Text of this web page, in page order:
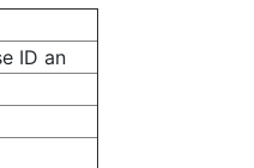
ID an